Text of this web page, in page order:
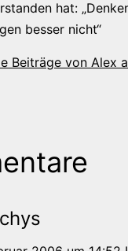
hat:
besser nicht“
Beiträge von Alex